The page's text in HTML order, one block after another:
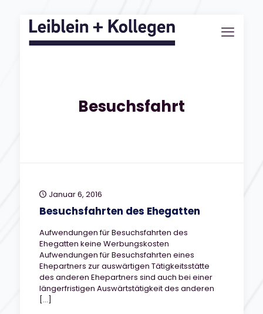
Besuchsfahrt
Januar 6, 2016
Besuchsfahrten des Ehegatten
Aufwendungen für Besuchsfahrten des
Ehegatten keine Werbungskosten
Aufwendungen für Besuchsfahrten eines
Ehepartners zur auswärtigen Tätigkeitsstätte
des anderen Ehepartners sind auch bei einer
längerfristigen Auswärtstätigkeit des anderen
[…]